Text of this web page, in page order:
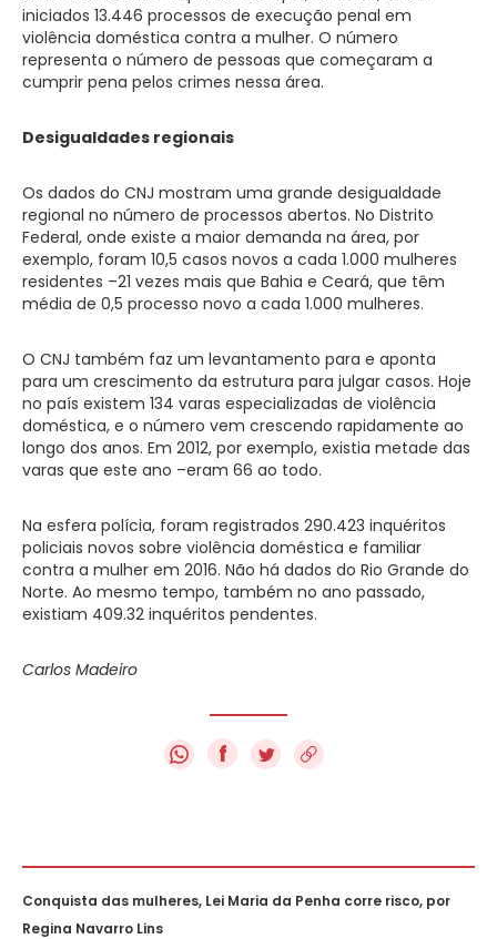
iniciados 13.446 processos de execução penal em
violência doméstica contra a mulher. O número
representa o número de pessoas que começaram a
cumprir pena pelos crimes nessa área.
Desigualdades regionais
Os dados do CNJ mostram uma grande desigualdade
regional no número de processos abertos. No Distrito
Federal, onde existe a maior demanda na área, por
exemplo, foram 10,5 casos novos a cada 1.000 mulheres
residentes –21 vezes mais que Bahia e Ceará, que têm
média de 0,5 processo novo a cada 1.000 mulheres.
O CNJ também faz um levantamento para e aponta
para um crescimento da estrutura para julgar casos. Hoje
no país existem 134 varas especializadas de violência
doméstica, e o número vem crescendo rapidamente ao
longo dos anos. Em 2012, por exemplo, existia metade das
varas que este ano –eram 66 ao todo.
Na esfera polícia, foram registrados 290.423 inquéritos
policiais novos sobre violência doméstica e familiar
contra a mulher em 2016. Não há dados do Rio Grande do
Norte. Ao mesmo tempo, também no ano passado,
existiam 409.32 inquéritos pendentes.
Carlos Madeiro
f
Conquista das mulheres, Lei Maria da Penha corre risco, por
Regina Navarro Lins